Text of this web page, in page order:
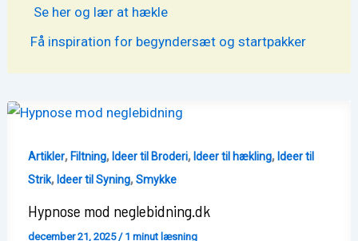
Se her og lær at hækle
Få inspiration for begyndersæt og startpakker
Artikler,Filtning,Ideer til Broderi,Ideer til hækling,Ideer til
Strik,Ideer til Syning,Smykke
Hypnose mod neglebidning.dk
december 21, 2025/ 1 minut læsning